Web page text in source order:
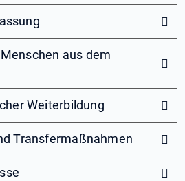
aus dem
Weiterbildung
Transfermaßnahmen